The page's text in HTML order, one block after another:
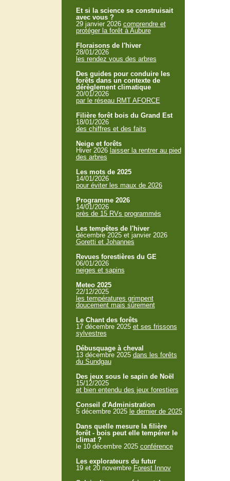
Et si la science se construisait
avec vous ?
29 janvier 2026 comprendre et
protéger la forêt à Aubure
Floraisons de l'hiver
28/01/2026
les rendez vous des arbres
Des guides pour conduire les
forêts dans un contexte de
dérèglement climatique
20/01/2026
par le réseau RMT AFORCE
Filière forêt bois du Grand Est
18/01/2026
des chiffres et des faits
Neige et forêts
Hiver 2026 laisser la rentrer au pied
des arbres
Les mots de 2025
14/01/2026
pour éviter les maux de 2026
Programme 2026
14/01/2026
près de 15 RVs programmés
Les tempêtes de l'hiver
décembre 2025 et janvier 2026
Goretti et Johannes
Revues forestières du GE
06/01/2026
neiges et sapins
Meteo 2025
22/12/2025
les températures grimpent
doucement mais sûrement
Le Chant des forêts
17 décembre 2025 et ses frissons
sylvestres
Débusquage à cheval
13 décembre 2025 dans les forêts
du Sundgau
Des jeux sous le sapin de Noël
15/12/2025
et bien entendu des jeux forestiers
Conseil d'Administration
5 décembre 2025 le dernier de 2025
Dans quelle mesure la filière
forêt - bois peut elle tempérer le
climat ?
le 10 décembre 2025 conférence
Les explorateurs du futur
19 et 20 novembre Forest Innov